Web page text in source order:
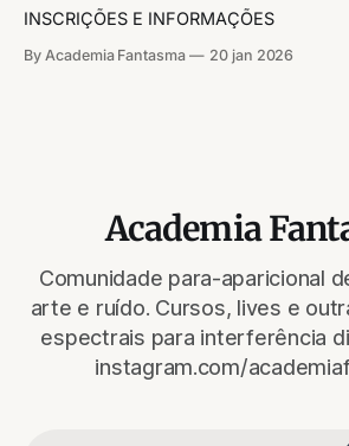
INSCRIÇÕES E INFORMAÇÕES
By Academia Fantasma 20 jan 2026
Academia
Comunidade para-aparicional
arte e ruído. Cursos, lives e
espectrais para interferência
instagram.com/